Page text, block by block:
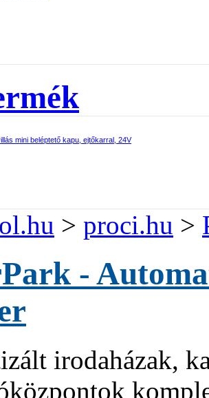
mini beléptető kapu, ejtőkarral, 24V
> proci.hu >
-
irodaházak,